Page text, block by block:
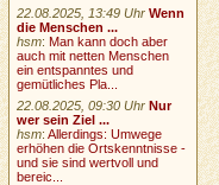
22.08.2025, 13:49 Uhr Wenn
die Menschen ...
hsm:Man kann doch aber
auch mit netten Menschen
ein entspanntes und
gemütliches Pla...
22.08.2025, 09:30 Uhr Nur
wer sein Ziel ...
hsm:Allerdings: Umwege
erhöhen die Ortskenntnisse -
und sie sind wertvoll und
bereic...